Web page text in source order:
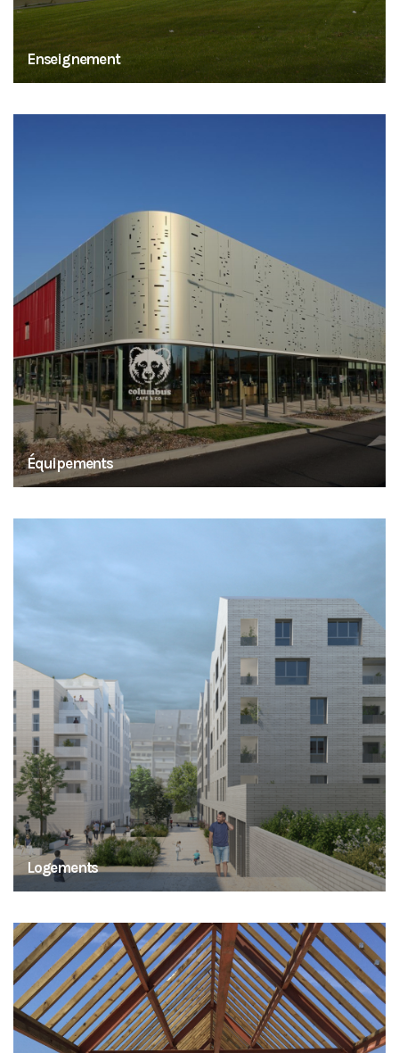
Enseignement
Équipements
Logements